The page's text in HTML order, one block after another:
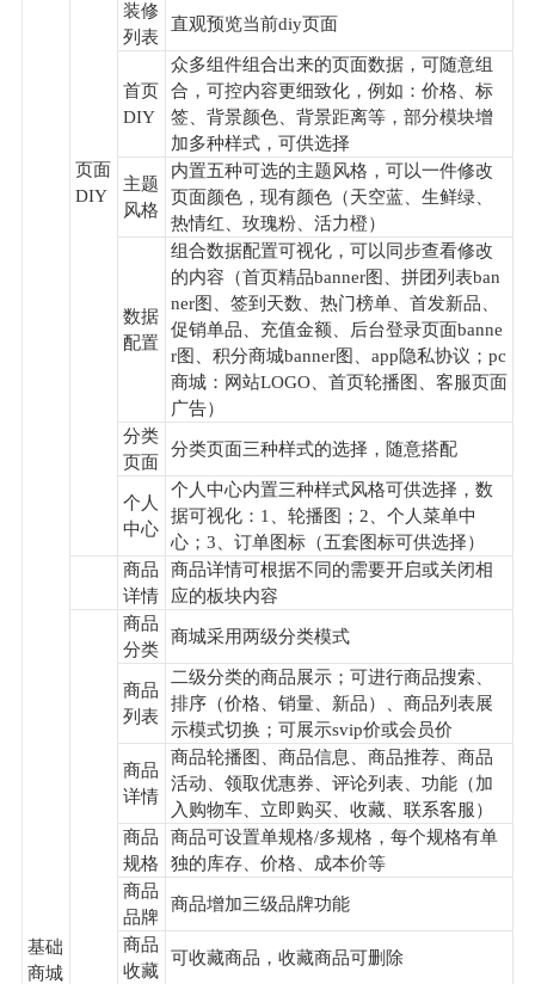
基础
商城
页面
DIY
装修
列表
直观预览当前diy页面
首页
DIY
众多组件组合出来的页面数据，可随意组
合，可控内容更细致化，例如：价格、标
签、背景颜色、背景距离等，部分模块增
加多种样式，可供选择
主题
风格
内置五种可选的主题风格，可以一件修改
页面颜色，现有颜色（天空蓝、生鲜绿、
热情红、玫瑰粉、活力橙）
数据
配置
组合数据配置可视化，可以同步查看修改
的内容（首页精品banner图、拼团列表ban
ner图、签到天数、热门榜单、首发新品、
促销单品、充值金额、后台登录页面banne
r图、积分商城banner图、app隐私协议；pc
商城：网站LOGO、首页轮播图、客服页面
广告）
分类
页面
分类页面三种样式的选择，随意搭配
个人
中心
个人中心内置三种样式风格可供选择，数
据可视化：1、轮播图；2、个人菜单中
心；3、订单图标（五套图标可供选择）
商品
详情
商品详情可根据不同的需要开启或关闭相
应的板块内容
商品
分类
商城采用两级分类模式
商品
列表
二级分类的商品展示；可进行商品搜索、
排序（价格、销量、新品）、商品列表展
示模式切换；可展示svip价或会员价
商品
详情
商品轮播图、商品信息、商品推荐、商品
活动、领取优惠券、评论列表、功能（加
入购物车、立即购买、收藏、联系客服）
商品
规格
商品可设置单规格/多规格，每个规格有单
独的库存、价格、成本价等
商品
品牌
商品增加三级品牌功能
商品
收藏
可收藏商品，收藏商品可删除